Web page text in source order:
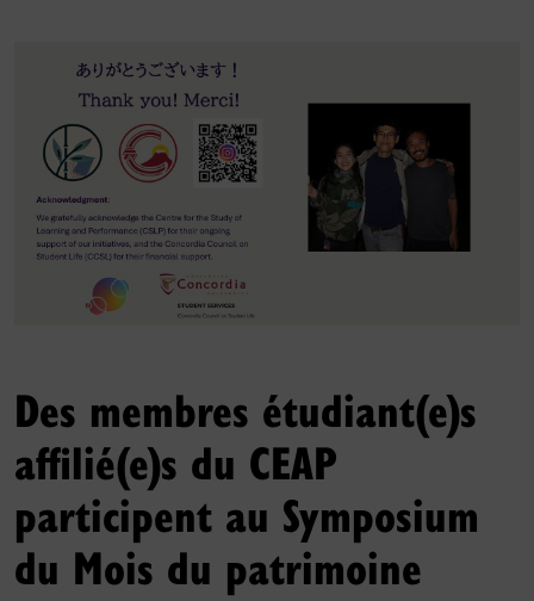
Des membres étudiant(e)s
affilié(e)s du CEAP
participent au Symposium
du Mois du patrimoine